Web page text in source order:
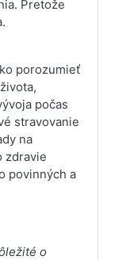
Pretože
porozumieť
počas
stravovanie
na
zdravie
povinných a
o